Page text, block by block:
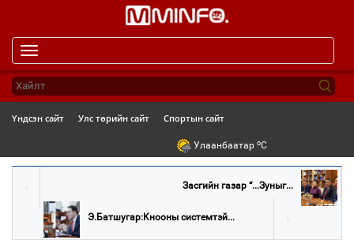
navigation
Үндсэн сайт Улс төрийн сайт Спортын сайт
Улаанбаатар oC
Засгийн газар “...Зуныг...
Э.Батшугар:Kнооны системтэй...